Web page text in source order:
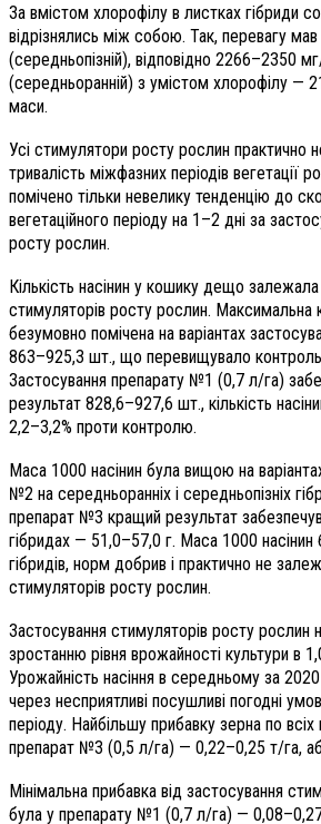
За вмістом хлорофілу в листках гібриди
відрізнялись між собою. Так, перевагу
(середньопізній), відповідно 2266–2350
(середньоранній) з умістом хлорофілу —
маси.
Усі стимулятори росту рослин практично
тривалість міжфазних періодів вегетації
помічено тільки невелику тенденцію до
вегетаційного періоду на 1–2 дні за
росту рослин.
Кількість насінин у кошику дещо
стимуляторів росту рослин. Максимальна
безумовно помічена на варіантах
863–925,3 шт., що перевищувало
Застосування препарату №1 (0,7 л/га)
результат 828,6–927,6 шт., кількість
2,2–3,2% проти контролю.
Маса 1000 насінин була вищою на
№2 на середньоранніх і середньопізніх
препарат №3 кращий результат
гібридах — 51,0–57,0 г. Маса 1000 насінин
гібридів, норм добрив і практично не
стимуляторів росту рослин.
Застосування стимуляторів росту рослин
зростанню рівня врожайності культури в
Урожайність насіння в середньому за
через несприятливі посушливі погодні
періоду. Найбільшу прибавку зерна по всіх
препарат №3 (0,5 л/га) — 0,22–0,25 т/га,
Мінімальна прибавка від застосування
була у препарату №1 (0,7 л/га) —